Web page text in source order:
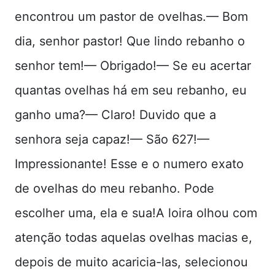
encontrou um pastor de ovelhas.— Bom
dia, senhor pastor! Que lindo rebanho o
senhor tem!— Obrigado!— Se eu acertar
quantas ovelhas há em seu rebanho, eu
ganho uma?— Claro! Duvido que a
senhora seja capaz!— São 627!—
Impressionante! Esse e o numero exato
de ovelhas do meu rebanho. Pode
escolher uma, ela e sua!A loira olhou com
atenção todas aquelas ovelhas macias e,
depois de muito acaricia-las, selecionou